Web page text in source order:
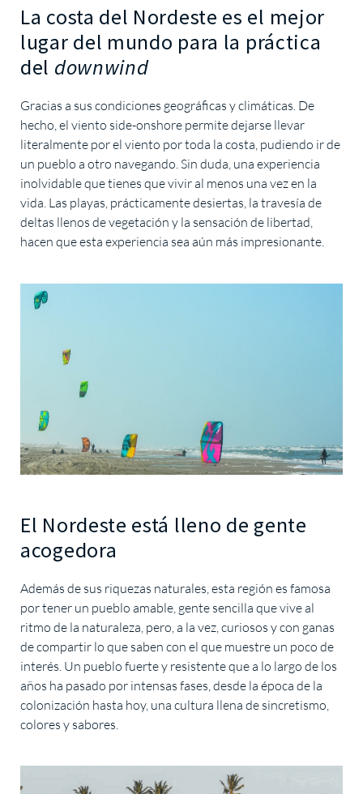
La costa del Nordeste es el mejor
lugar del mundo para la práctica
del downwind
Gracias a sus condiciones geográficas y climáticas. De
hecho, el viento side-onshore permite dejarse llevar
literalmente por el viento por toda la costa, pudiendo ir de
un pueblo a otro navegando. Sin duda, una experiencia
inolvidable que tienes que vivir al menos una vez en la
vida. Las playas, prácticamente desiertas, la travesía de
deltas llenos de vegetación y la sensación de libertad,
hacen que esta experiencia sea aún más impresionante.
El Nordeste está lleno de gente
acogedora
Además de sus riquezas naturales, esta región es famosa
por tener un pueblo amable, gente sencilla que vive al
ritmo de la naturaleza, pero, a la vez, curiosos y con ganas
de compartir lo que saben con el que muestre un poco de
interés. Un pueblo fuerte y resistente que a lo largo de los
años ha pasado por intensas fases, desde la época de la
colonización hasta hoy, una cultura llena de sincretismo,
colores y sabores.